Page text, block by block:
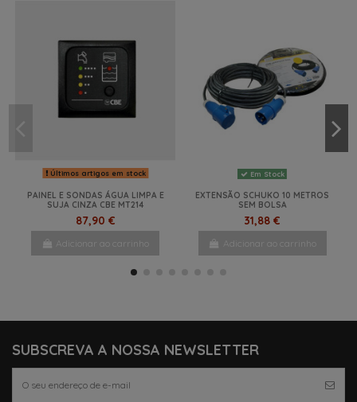
Últimos artigos em stock
PAINEL E SONDAS ÁGUA LIMPA E
SUJA CINZA CBE MT214
87,90 €
Adicionar ao carrinho
Em Stock
EXTENSÃO SCHUKO 10 METROS
SEM BOLSA
31,88 €
Adicionar ao carrinho
SUBSCREVA A NOSSA NEWSLETTER